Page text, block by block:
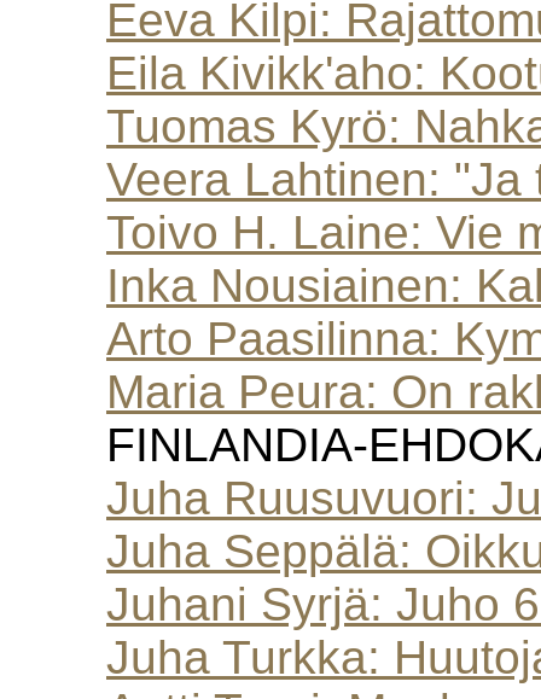
Eeva Kilpi:
Eila Kivikk'aho:
Tuomas Kyrö:
Veera Lahtinen:
Toivo H. Laine: Vie
Inka Nousiainen:
Arto Paasilinna:
Maria Peura: On
FINLANDIA-
Juha Ruusuvuori:
Juha Seppälä:
Juhani Syrjä: Juho
Juha Turkka: